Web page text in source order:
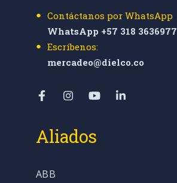
Contáctanos por WhatsApp
WhatsApp +57 318 3636977
Escríbenos:
mercadeo@dielco.co
Aliados
ABB